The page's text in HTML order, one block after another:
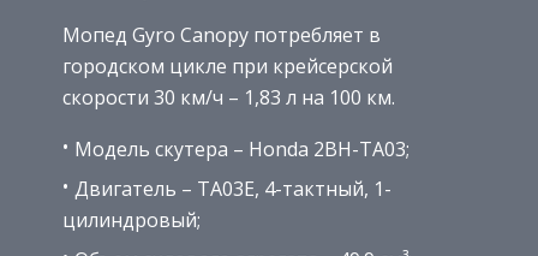
Мопед Gyro Canopy потребляет в
городском цикле при крейсерской
скорости 30 км/ч – 1,83 л на 100 км.
Модель скутера – Honda 2BH-TA03;
Двигатель – TA03E, 4-тактный, 1-
цилиндровый;